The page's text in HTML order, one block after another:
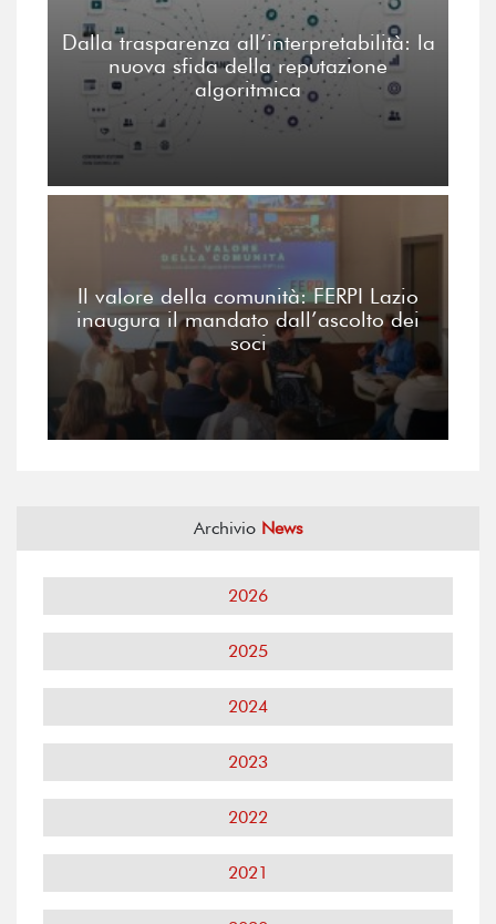
Dalla trasparenza all’interpretabilità: la
nuova sfida della reputazione
algoritmica
Il valore della comunità: FERPI Lazio
inaugura il mandato dall’ascolto dei
soci
Archivio News
2026
2025
2024
2023
2022
2021